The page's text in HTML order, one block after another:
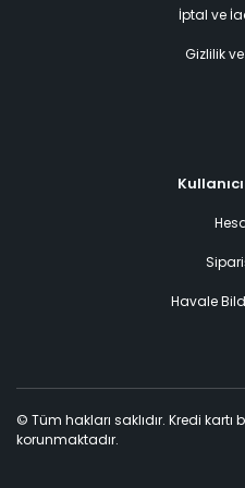
İptal ve
Gizlilik
Havale
© Tüm hakları saklıdır. Kredi kartı
korunmaktadır.